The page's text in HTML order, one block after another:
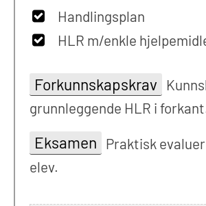
Handlingsplan
HLR m/enkle
Forkunnskapskrav
grunnleggende HLR i
Eksamen Praktisk
elev.